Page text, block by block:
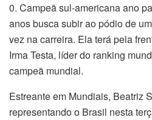
0. Campeã sul-americana ano
anos busca subir ao pódio de
vez na carreira. Ela terá pela
Irma Testa, líder do ranking
campeã mundial.
Estreante em Mundiais, Beatriz
representando o Brasil nesta